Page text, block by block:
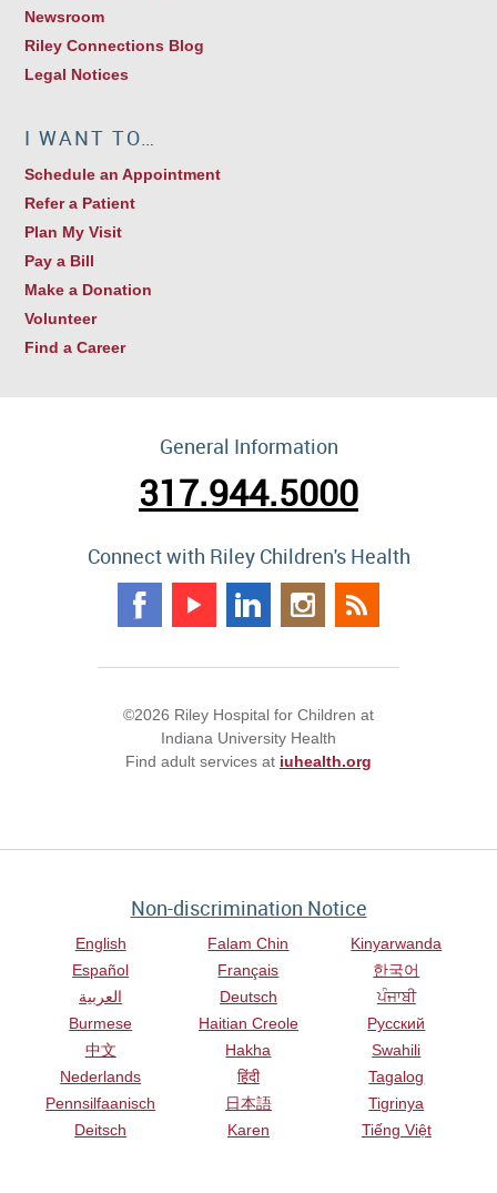
Newsroom
Riley Connections Blog
Legal Notices
I WANT TO…
Schedule an Appointment
Refer a Patient
Plan My Visit
Pay a Bill
Make a Donation
Volunteer
Find a Career
General Information
317.944.5000
Connect with Riley Children's Health
©2026 Riley Hospital for Children at
Indiana University Health
Find adult services at iuhealth.org
Non-discrimination Notice
English
Español
العربية
Burmese
中文
Nederlands
Pennsilfaanisch
Deitsch
Falam Chin
Français
Deutsch
Haitian Creole
Hakha
हिंदी
日本語
Karen
Kinyarwanda
한국어
ਪੰਜਾਬੀ
Русский
Swahili
Tagalog
Tigrinya
Tiếng Việt